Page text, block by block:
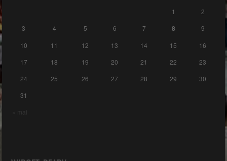
« mai
1
2
3
4 5 6 7 8
9
10
11 12 13 14 15
16
17
18 19 20 21 22
23
24
25 26 27 28 29
30
31